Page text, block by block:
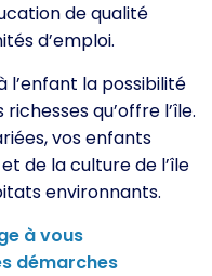
de qualité
d’emploi.
l’enfant la possibilité
qu’offre l’île.
vos enfants
de la culture de l’île
environnants.
à vous
démarches